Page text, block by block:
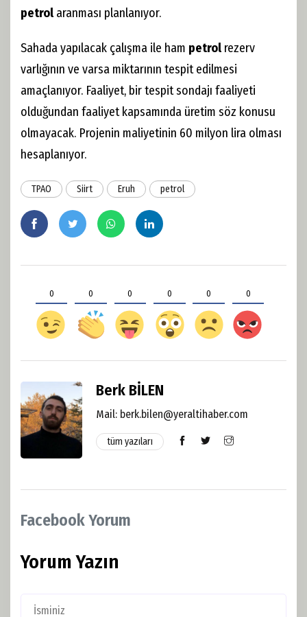
petrol aranması planlanıyor.
Sahada yapılacak çalışma ile ham petrol rezerv
varlığının ve varsa miktarının tespit edilmesi
amaçlanıyor. Faaliyet, bir tespit sondajı faaliyeti
olduğundan faaliyet kapsamında üretim söz konusu
olmayacak. Projenin maliyetinin 60 milyon lira olması
hesaplanıyor.
TPAO Siirt Eruh petrol
0 0 0 0 0 0
Berk BİLEN
Mail: berk.bilen@yeraltihaber.com
tüm yazıları
Facebook Yorum
Yorum Yazın